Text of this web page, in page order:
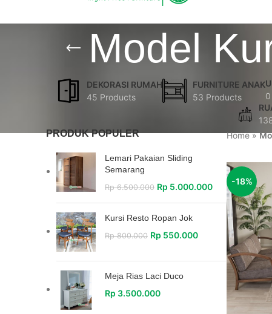
Model
DEKORASI RUMAH
45 Products
FURNITURE ANAK
53 Products
PRODUK POPULER
Lemari Pakaian Sliding
Semarang
Rp6.500.000 Rp 5.000.000
Kursi Resto Ropan Jok
Rp800.000 Rp 550.000
Meja Rias Laci Duco
Rp 3.500.000
Home»
-18%